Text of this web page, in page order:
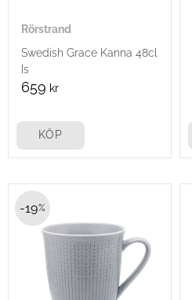
Rörstrand
Swedish Grace Kanna 48cl
Is
659 kr
KÖP
19%